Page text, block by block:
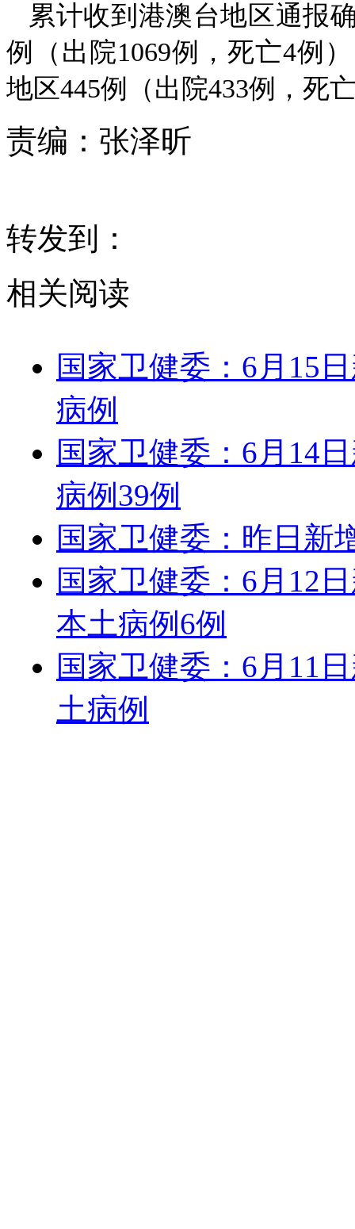
累计收到港澳台地区通报
例（出院1069例，死亡4例
地区445例（出院433例，死
责编： 张泽昕
转发到：
相关阅读
国家卫健委：6月15
病例
国家卫健委：6月14
病例39例
国家卫健委：昨日新
国家卫健委：6月12
本土病例6例
国家卫健委：6月11
土病例